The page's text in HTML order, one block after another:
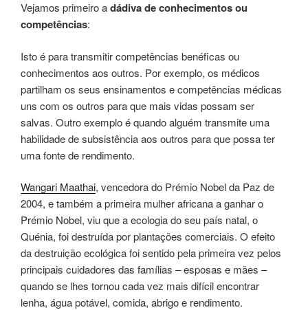
Vejamos primeiro adádiva de conhecimentos ou
competências:
Isto é para transmitir competências benéficas ou
conhecimentos aos outros. Por exemplo, os médicos
partilham os seus ensinamentos e competências médicas
uns com os outros para que mais vidas possam ser
salvas. Outro exemplo é quando alguém transmite uma
habilidade de subsistência aos outros para que possa ter
uma fonte de rendimento.
Wangari Maathai, vencedora do Prémio Nobel da Paz de
2004, e também a primeira mulher africana a ganhar o
Prémio Nobel, viu que a ecologia do seu país natal, o
Quénia, foi destruída por plantações comerciais. O efeito
da destruição ecológica foi sentido pela primeira vez pelos
principais cuidadores das famílias – esposas e mães –
quando se lhes tornou cada vez mais difícil encontrar
lenha, água potável, comida, abrigo e rendimento.